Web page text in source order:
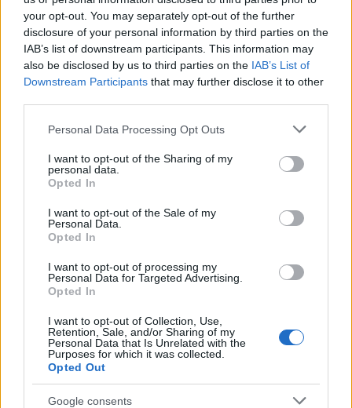
your opt-out. You may separately opt-out of the further
disclosure of your personal information by third parties on the
IAB’s list of downstream participants. This information may
also be disclosed by us to third parties on the IAB’s List of
Downstream Participants that may further disclose it to other
Please note that this website/app uses one or more Google
not limited to your visit or usage behaviour. You may click to
grant or deny consent to Google and its third-party tags to
use your data for below specified purposes in below Google
consent section.
Personal Data Processing Opt Outs
I want to opt-out of the Sharing of my
personal data.
Opted In
I want to opt-out of the Sale of my
Personal Data.
Opted In
I want to opt-out of processing my
Personal Data for Targeted Advertising.
Opted In
I want to opt-out of Collection, Use,
Retention, Sale, and/or Sharing of my
Personal Data that Is Unrelated with the
Purposes for which it was collected.
Opted Out
Google consents
Steam bajo ataque: el malware que infectó a 8.000 usuarios y
robó más de 220.000 dólares en criptomonedas
Diego Martín · 6 Ago 2026
INVERSIONES